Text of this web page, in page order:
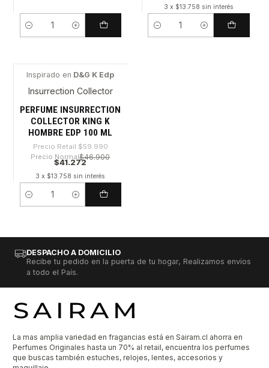
Cantidad
3 x $13.758 sin interés
Cantidad
Inspirado en D&G K Edp
Insurrection Collector
PERFUME INSURRECTION
COLLECTOR KING K
HOMBRE EDP 100 ML
Precio Retail $59.990
Precio Normal$46.900
$41.272
3 x $13.758 sin interés
Cantidad
DESPACHO A DOMICILIO
Recibe tu pedido en la puerta de tu hogar, Realizamos envíos
a todo el País.
La mas amplia variedad en fragancias está en Sairam.cl ahorra en
Perfumes Originales hasta un 70% al retail, encuentra los perfumes
que buscas también estuches, relojes, lentes, accesorios y